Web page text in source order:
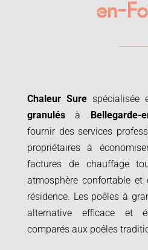
en-
Chaleur Surespécialisée
granulésà Bellegarde-
fournir des services
propriétaires à
factures de chauffage
atmosphère confortable et
résidence. Les poêles à
alternative efficace et
comparés aux poêles